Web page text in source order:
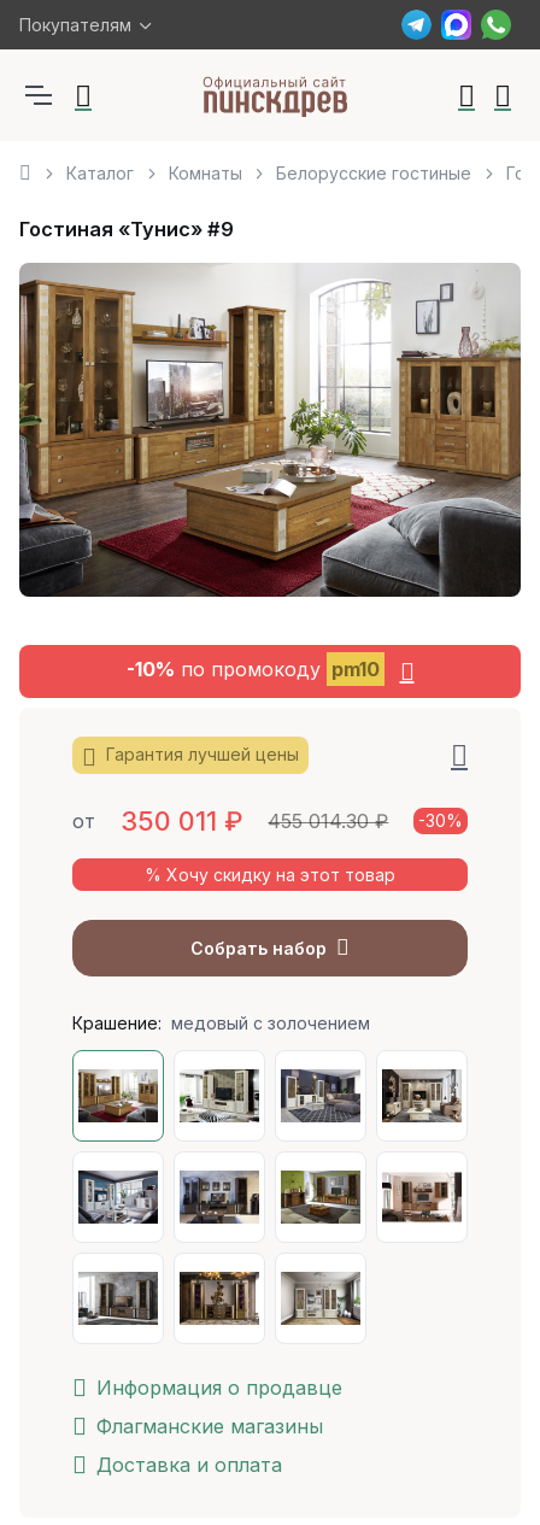
Покупателям
Каталог Комнаты Белорусские гостиные
Гостиная «Тунис» #9
-10% по промокоду pm10
Гарантия лучшей цены
от 350 011 ₽ 455 014.30 ₽ -30%
% Хочу скидку на этот товар
Собрать набор
Крашение: медовый с золочением
Информация о продавце
Флагманские магазины
Доставка и оплата